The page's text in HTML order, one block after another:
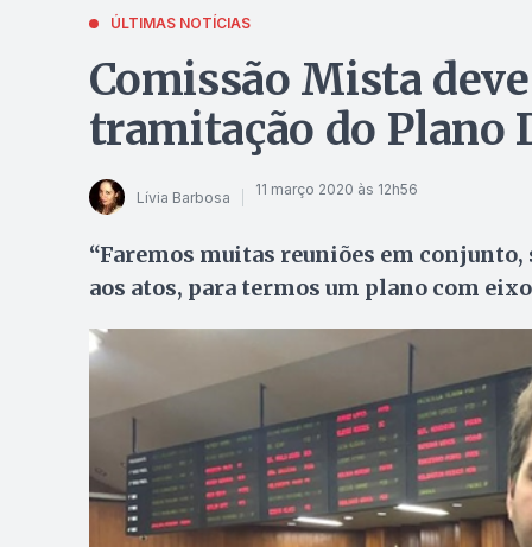
ÚLTIMAS NOTÍCIAS
Comissão Mista
tramitação do Plano
Lívia Barbosa 11 março 2020 às 12h56
“Faremos muitas reuniões em
aos atos, para termos um plano com